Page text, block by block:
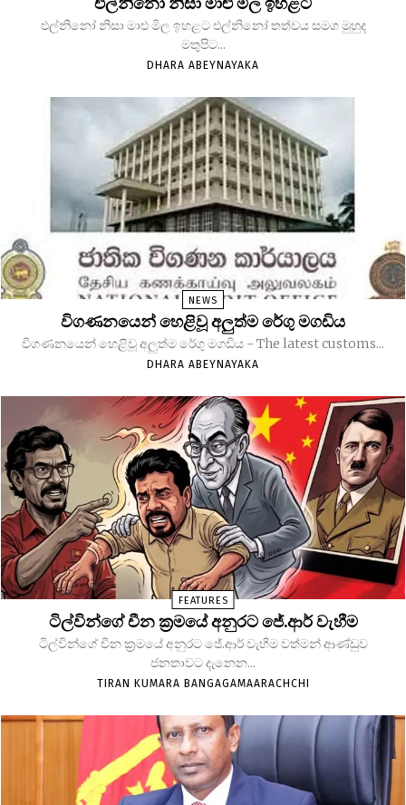
එල්නිනෝ නිසා මාළු මිල ඉහළට එල්නිනෝ තත්වය සමග මුහුද
මතුපිට...
DHARA ABEYNAYAKA
NEWS
විගණනයෙන් හෙළිවූ අලුත්ම රේගු මගඩිය
විගණනයෙන් හෙළිවූ අලුත්ම රේගු මගඩිය - The latest customs...
DHARA ABEYNAYAKA
FEATURES
ටිල්වින්ගේ චීන ක්‍රමයේ අනුරට ජේ.ආර් වැහීම
ටිල්වින්ගේ චීන ක්‍රමයේ අනුරට ජේ.ආර් වැහීම වත්මන් ආණ්ඩුව
ජනතාවට දැනෙන...
TIRAN KUMARA BANGAGAMAARACHCHI